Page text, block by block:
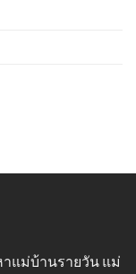
แม่บ้านรายวัน แม่